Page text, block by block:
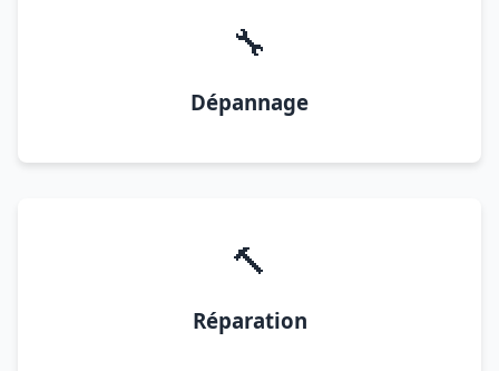
🔧
Dépannage
🔨
Réparation